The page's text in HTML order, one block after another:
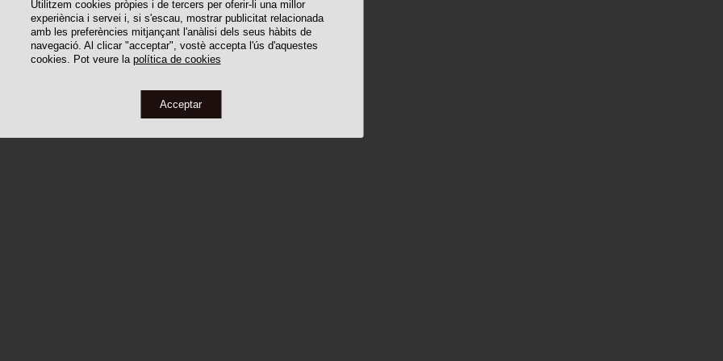
Utilitzem cookies pròpies i de tercers per oferir-li una millor
experiència i servei i, si s'escau, mostrar publicitat relacionada
amb les preferències mitjançant l'anàlisi dels seus hàbits de
navegació. Al clicar "acceptar", vostè accepta l'ús d'aquestes
cookies. Pot veure la política de cookies
Acceptar